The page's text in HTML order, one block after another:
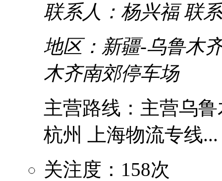
联系人：杨兴福 联
地区：新疆-乌鲁木
木齐南郊停车场
主营路线：主营乌
杭州 上海物流专线...
关注度：158次